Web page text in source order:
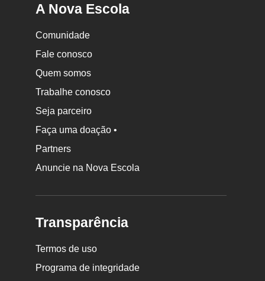
A Nova Escola
Comunidade
Fale conosco
Quem somos
Trabalhe conosco
Seja parceiro
Faça uma doação •
Partners
Anuncie na Nova Escola
Transparência
Termos de uso
Programa de integridade